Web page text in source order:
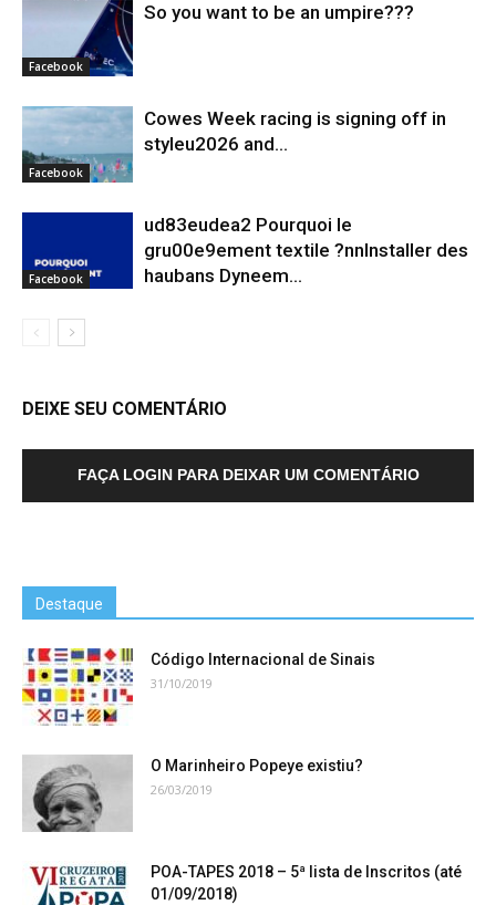
Facebook
So you want to be an umpire???
Facebook
Cowes Week racing is signing off in
styleu2026 and...
Facebook
ud83eudea2 Pourquoi le
gru00e9ement textile ?nnInstaller des
haubans Dyneem…
DEIXE SEU COMENTÁRIO
FAÇA LOGIN PARA DEIXAR UM COMENTÁRIO
Destaque
Código Internacional de Sinais
31/10/2019
O Marinheiro Popeye existiu?
26/03/2019
POA-TAPES 2018 – 5ª lista de Inscritos (até
01/09/2018)